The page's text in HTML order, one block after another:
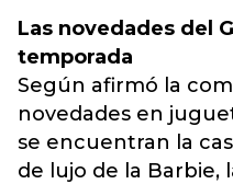
Las novedades del
temporada
Según afirmó la
novedades en
se encuentran la
de lujo de la Barbie,